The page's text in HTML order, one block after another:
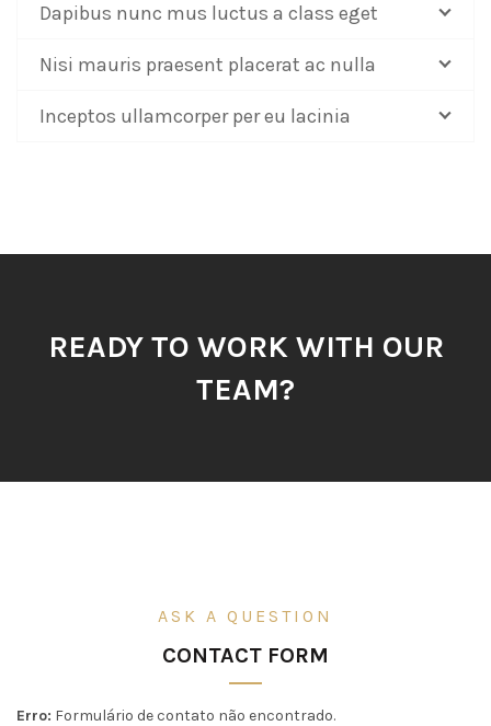
Dapibus nunc mus luctus a class eget
Nisi mauris praesent placerat ac nulla
Inceptos ullamcorper per eu lacinia
READY TO WORK WITH OUR
TEAM?
ASK A QUESTION
CONTACT FORM
Erro: Formulário de contato não encontrado.